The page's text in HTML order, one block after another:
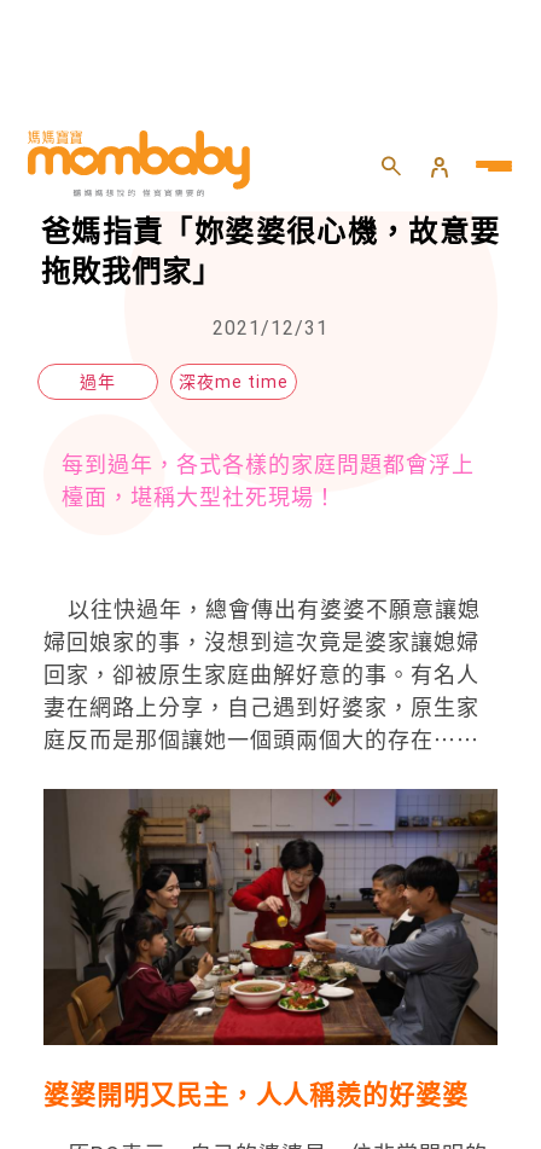
HOME momself
婆家好意讓媳回娘家過年，竟遭親
爸媽指責「妳婆婆很心機，故意要
拖敗我們家」
2021/12/31
過年 深夜me time
每到過年，各式各樣的家庭問題都會浮上
檯面，堪稱大型社死現場！
以往快過年，總會傳出有婆婆不願意讓媳
婦回娘家的事，沒想到這次竟是婆家讓媳婦
回家，卻被原生家庭曲解好意的事。有名人
妻在網路上分享，自己遇到好婆家，原生家
庭反而是那個讓她一個頭兩個大的存在⋯⋯
婆婆開明又民主，人人稱羨的好婆婆